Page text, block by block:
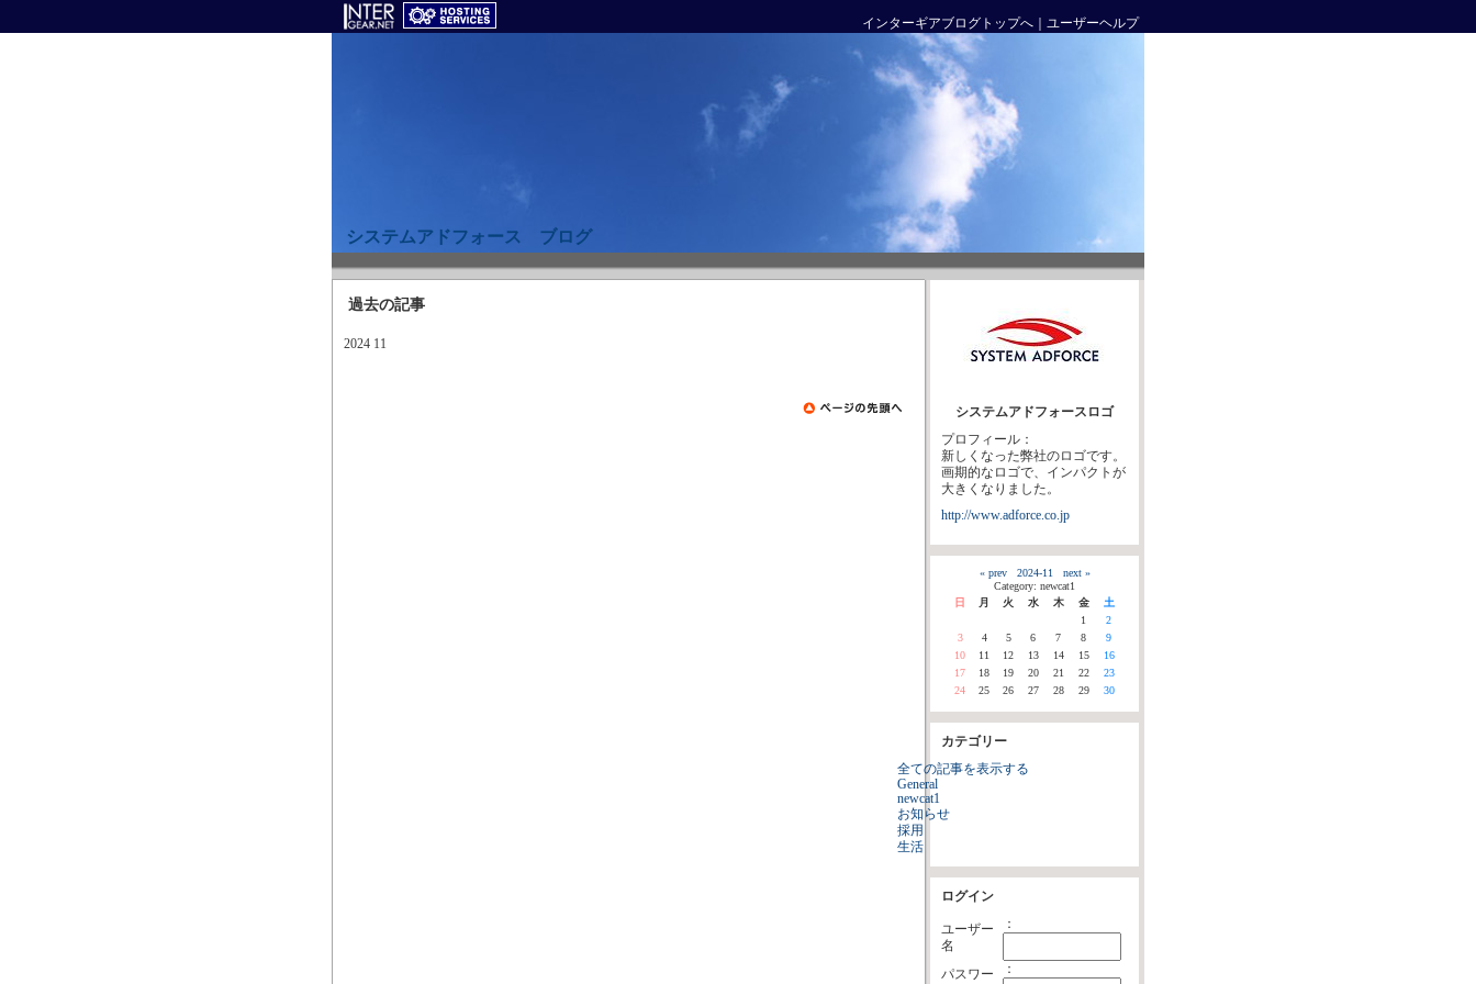
インターギアブログトップへ ユーザーヘルプ
システムアドフォース ブログ
過去の記事
2024 11
システムアドフォースロゴ
プロフィール：
新しくなった弊社のロゴです。
画期的なロゴで、インパクトが
大きくなりました。
http://www.adforce.co.jp
« prev 2024-11
next »
Category: newcat1
日
月 火 水 木 金
土
1
2
3
4 5 6 7 8
9
10
11 12 13 14 15
16
17
18 19 20 21 22
23
24
25 26 27 28 29 30
カテゴリー
全ての記事を表示する
General
newcat1
お知らせ
採用
生活
ログイン
ユーザー
名
：
パスワー ：